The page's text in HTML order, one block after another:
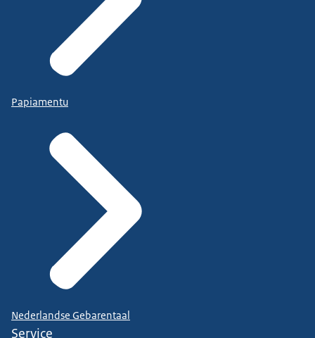
Papiamentu
Nederlandse Gebarentaal
Service